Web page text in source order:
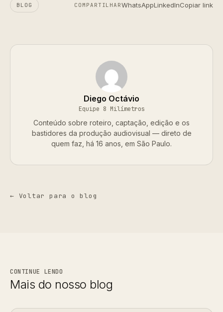
BLOG COMPARTILHARWhatsAppLinkedInCopiar link
Diego Octávio
Equipe 8 Milímetros
Conteúdo sobre roteiro, captação, edição e os
bastidores da produção audiovisual — direto de
quem faz, há 16 anos, em São Paulo.
← Voltar para o blog
CONTINUE LENDO
Mais do nosso blog